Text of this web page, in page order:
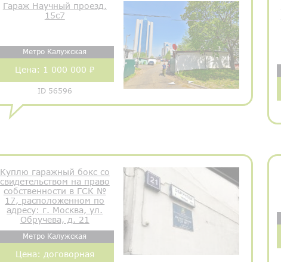
Гараж Научный проезд,
15с7
Метро Калужская
Цена: 1 000 000 ₽
ID 56596
Куплю гаражный бокс со
свидетельством на право
собственности в ГСК №
17, расположенном по
адресу: г. Москва, ул.
Обручева, д. 21
Метро Калужская
Цена: договорная